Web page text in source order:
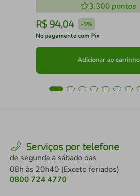
3.300 pontos
R$ 94,04 -5%
No pagamento com Pix
Adicionar ao carrinho
Serviços por telefone
de segunda a sábado das
08h às 20h40 (Exceto feriados)
0800 724 4770